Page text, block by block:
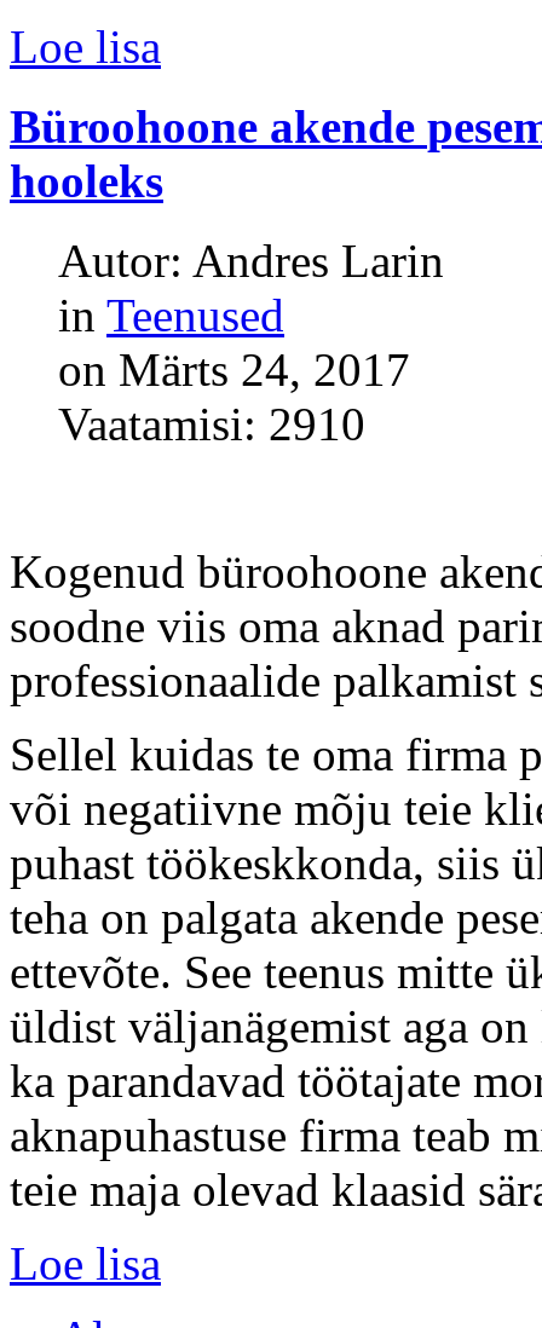
Loe lisa
Büroohoone akende
hooleks
Autor: Andres Larin
in Teenused
on Märts 24, 2017
Vaatamisi: 2910
Kogenud büroohoone
soodne viis oma aknad
professionaalide palkamist
Sellel kuidas te oma firma
või negatiivne mõju teie
puhast töökeskkonda, siis
teha on palgata akende
ettevõte. See teenus mitte
üldist väljanägemist aga
ka parandavad töötajate
aknapuhastuse firma teab
teie maja olevad klaasid
Loe lisa